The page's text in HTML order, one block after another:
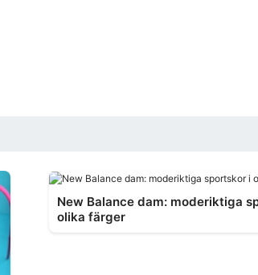
New Balance dam: moderiktiga
olika färger